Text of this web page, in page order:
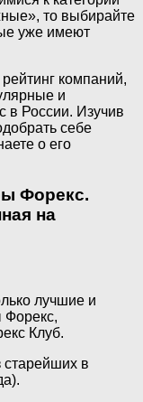
то выбирайте
уже имеют
компаний,
и
в России. Изучив
себе
о его
Форекс.
на
лучшие и
Клуб.
старейших в